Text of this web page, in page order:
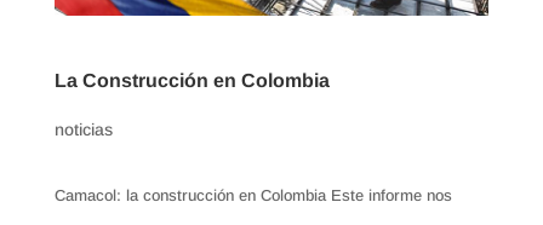
La Construcción en Colombia
noticias
Camacol: la construcción en Colombia Este informe nos